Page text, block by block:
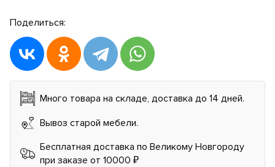
Поделиться:
Много товара на складе, доставка до 14 дней.
Вывоз старой мебели.
Бесплатная доставка по Великому Новгороду
при заказе от 10000 ₽